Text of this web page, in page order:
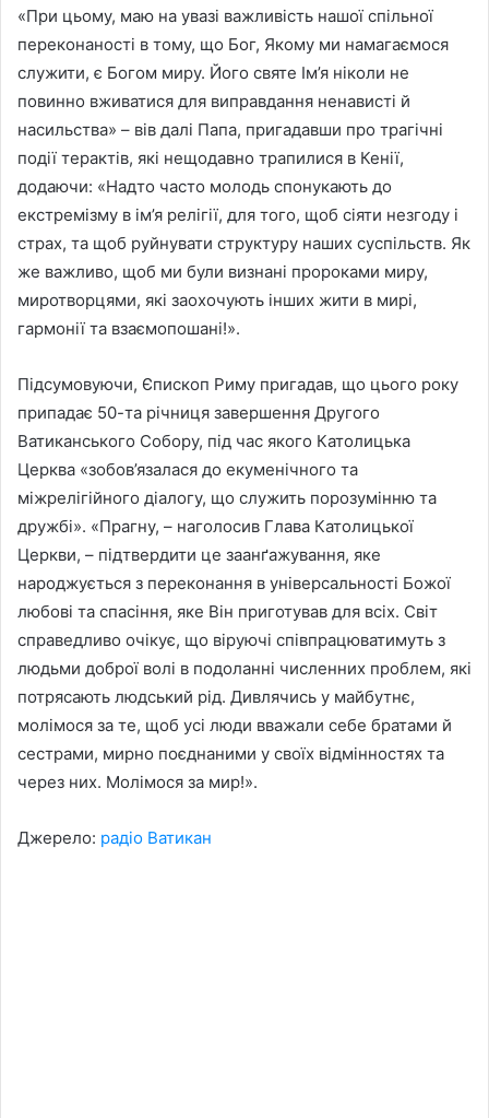
«При цьому, маю на увазі важливість нашої спільної
переконаності в тому, що Бог, Якому ми намагаємося
служити, є Богом миру. Його святе Ім’я ніколи не
повинно вживатися для виправдання ненависті й
насильства» – вів далі Папа, пригадавши про трагічні
події терактів, які нещодавно трапилися в Кенії,
додаючи: «Надто часто молодь спонукають до
екстремізму в ім’я релігії, для того, щоб сіяти незгоду і
страх, та щоб руйнувати структуру наших суспільств. Як
же важливо, щоб ми були визнані пророками миру,
миротворцями, які заохочують інших жити в мирі,
гармонії та взаємопошані!».
Підсумовуючи, Єпископ Риму пригадав, що цього року
припадає 50-та річниця завершення Другого
Ватиканського Собору, під час якого Католицька
Церква «зобов’язалася до екуменічного та
міжрелігійного діалогу, що служить порозумінню та
дружбі». «Прагну, – наголосив Глава Католицької
Церкви, – підтвердити це заанґажування, яке
народжується з переконання в універсальності Божої
любові та спасіння, яке Він приготував для всіх. Світ
справедливо очікує, що віруючі співпрацюватимуть з
людьми доброї волі в подоланні численних проблем, які
потрясають людський рід. Дивлячись у майбутнє,
молімося за те, щоб усі люди вважали себе братами й
сестрами, мирно поєднаними у своїх відмінностях та
через них. Молімося за мир!».
Джерело: радіо Ватикан